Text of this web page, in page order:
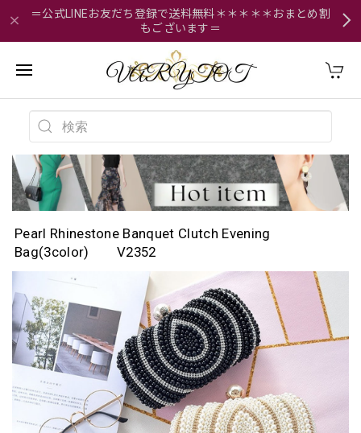
＝公式LINEお友だち登録で送料無料＊＊＊＊＊おまとめ割
もございます＝
Pearl Rhinestone Banquet Clutch Evening
Bag(3color) V2352